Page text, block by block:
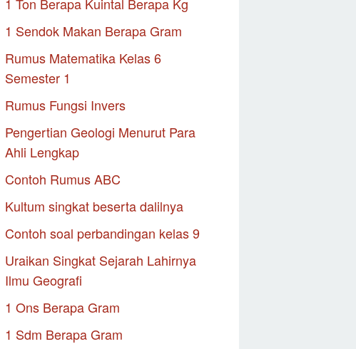
1 Ton Berapa Kuintal Berapa Kg
1 Sendok Makan Berapa Gram
Rumus Matematika Kelas 6
Semester 1
Rumus Fungsi Invers
Pengertian Geologi Menurut Para
Ahli Lengkap
Contoh Rumus ABC
Kultum singkat beserta dalilnya
Contoh soal perbandingan kelas 9
Uraikan Singkat Sejarah Lahirnya
Ilmu Geografi
1 Ons Berapa Gram
1 Sdm Berapa Gram